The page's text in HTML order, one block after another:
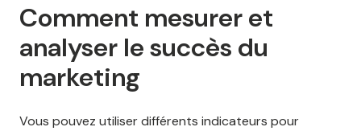
Comment mesurer et
analyser le succès du
marketing
Vous pouvez utiliser différents indicateurs pour